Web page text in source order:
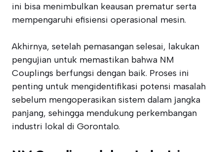
ini bisa menimbulkan keausan prematur serta
mempengaruhi efisiensi operasional mesin.
Akhirnya, setelah pemasangan selesai, lakukan
pengujian untuk memastikan bahwa NM
Couplings berfungsi dengan baik. Proses ini
penting untuk mengidentifikasi potensi masalah
sebelum mengoperasikan sistem dalam jangka
panjang, sehingga mendukung perkembangan
industri lokal di Gorontalo.